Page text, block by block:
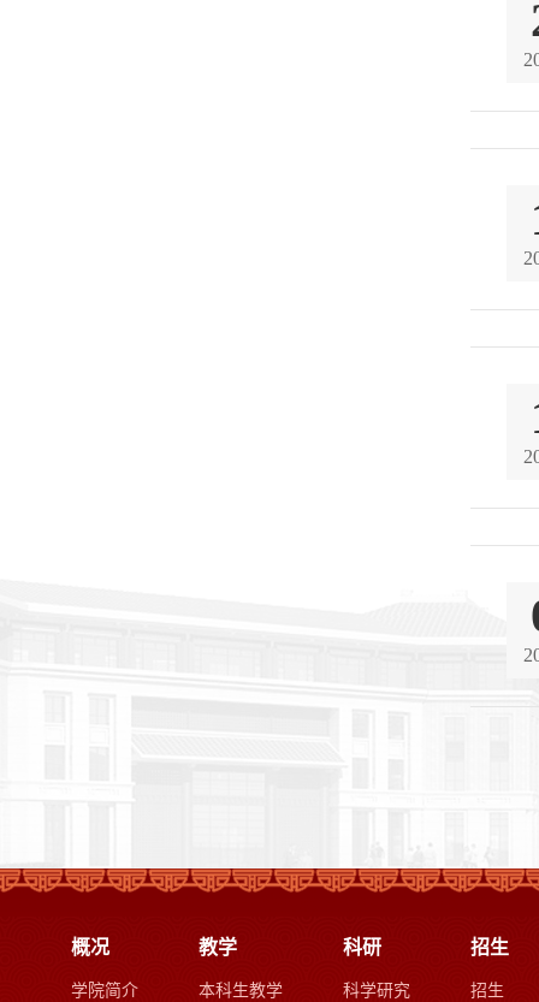
概况
学院简介
教学
本科生教学
科研
科学研究
招生
招生